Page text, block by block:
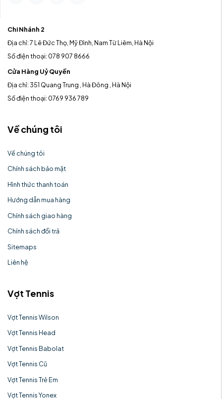
Chi Nhánh 2
Địa chỉ: 7 Lê Đức Thọ, Mỹ Đình, Nam Từ Liêm, Hà Nội
Số điện thoại: 078 907 8666
Cửa Hàng Uỷ Quyền
Địa chỉ: 351 Quang Trung , Hà Đông , Hà Nội
Số điện thoại: 0769 936 789
Về chúng tôi
Về chúng tôi
Chính sách bảo mật
Hình thức thanh toán
Hướng dẫn mua hàng
Chính sách giao hàng
Chính sách đổi trả
Sitemaps
Liên hệ
Vợt Tennis
Vợt Tennis Wilson
Vợt Tennis Head
Vợt Tennis Babolat
Vợt Tennis Cũ
Vợt Tennis Trẻ Em
Vợt Tennis Yonex